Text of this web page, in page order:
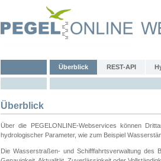
Überblick REST-API
Überblick
Über die PEGELONLINE-Webservices können
hydrologischer Parameter, wie zum Beispiel
Die Wasserstraßen- und Schifffahrtsverwaltung des